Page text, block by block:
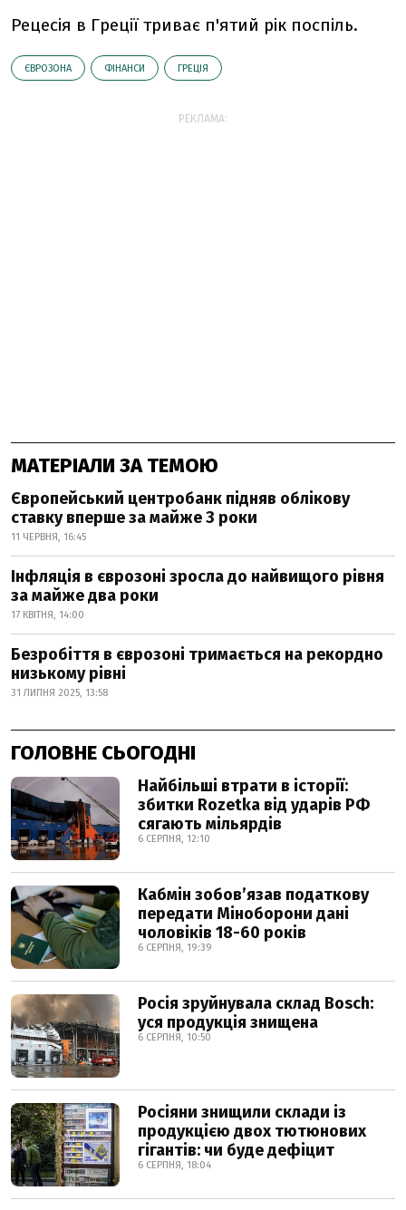
Рецесія в Греції триває п'ятий рік поспіль.
ЄВРОЗОНА ФІНАНСИ ГРЕЦІЯ
РЕКЛАМА:
МАТЕРІАЛИ ЗА ТЕМОЮ
Європейський центробанк підняв облікову
ставку вперше за майже 3 роки
11 ЧЕРВНЯ, 16:45
Інфляція в єврозоні зросла до найвищого рівня
за майже два роки
17 КВІТНЯ, 14:00
Безробіття в єврозоні тримається на рекордно
низькому рівні
31 ЛИПНЯ 2025, 13:58
ГОЛОВНЕ СЬОГОДНІ
Найбільші втрати в історії:
збитки Rozetka від ударів РФ
сягають мільярдів
6 СЕРПНЯ, 12:10
Кабмін зобовʼязав податкову
передати Міноборони дані
чоловіків 18-60 років
6 СЕРПНЯ, 19:39
Росія зруйнувала склад Bosch:
уся продукція знищена
6 СЕРПНЯ, 10:50
Росіяни знищили склади із
продукцією двох тютюнових
гігантів: чи буде дефіцит
6 СЕРПНЯ, 18:04